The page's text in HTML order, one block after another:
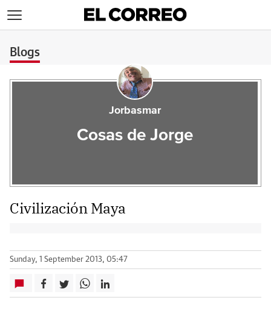
Blogs
Jorbasmar
Cosas de Jorge
Civilización Maya
Sunday, 1 September 2013, 05:47